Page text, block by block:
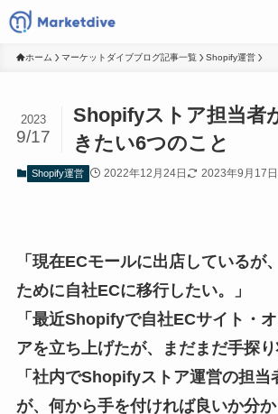
ホーム マーケットダイブブログ記事一覧 Shopify運営
Shopifyストア担当者
きたい6つのこと
2023
9/17
Shopify運営 2022年12月24日 2023年9月17日
「現在ECモールに出店しているが
ために自社ECに移行したい。」
「最近Shopifyで自社ECサイト・
アを立ち上げたが、まだまだ手探り
「社内でShopifyストア運営の担当
が、何から手を付ければ良いか分